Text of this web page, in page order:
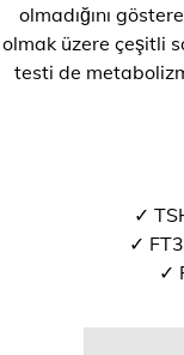
olmadığını
olmak üzere çeşitli
testi de
✓
✓
✓